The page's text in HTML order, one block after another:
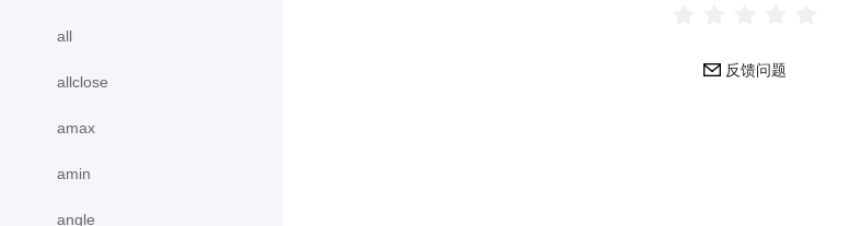
all
allclose
amax
amin
angle
反馈问题